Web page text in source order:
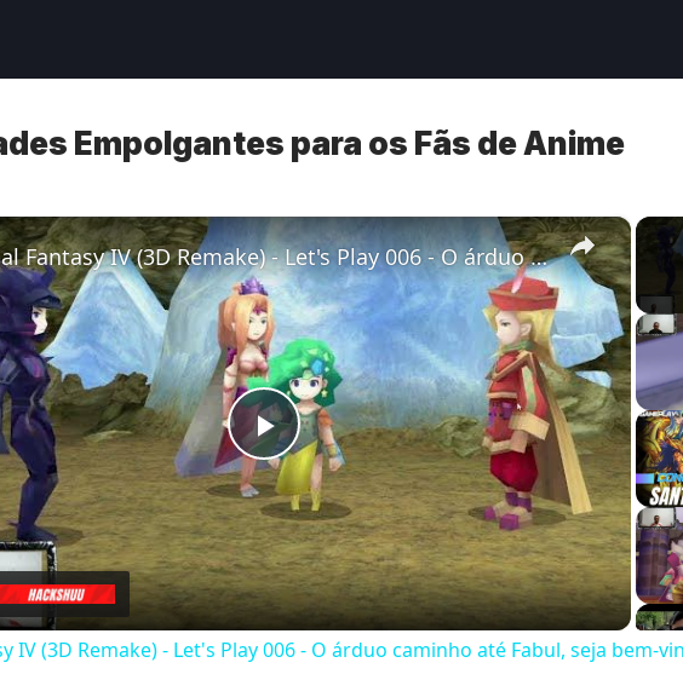
Empolgantes para os Fãs de Anime
×
Play
Video
Final Fantasy IV (3D Remake) - Let's Play 006 - O árduo caminho até Fabul, seja bem-vindo Yang
IV (3D Remake) - Let's Play 006 - O árduo caminho até Fabul, seja bem-